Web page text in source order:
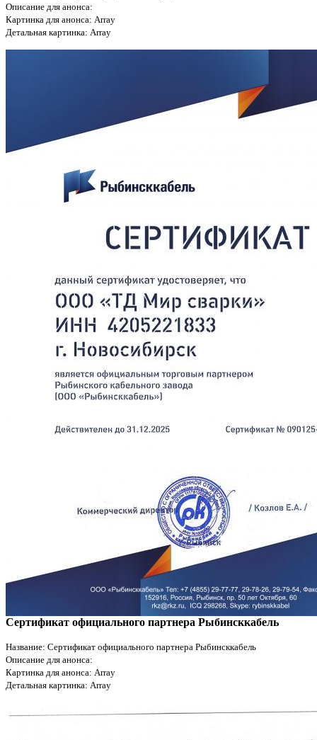
Описание для анонса:
Картинка для анонса: Array
Детальная картинка: Array
Сертификат официального партнера Рыбинсккабель
Название: Сертификат официального партнера Рыбинсккабель
Описание для анонса:
Картинка для анонса: Array
Детальная картинка: Array